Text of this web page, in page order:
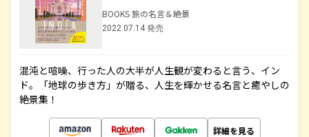
BOOKS 旅の名言＆絶景
2022.07.14 発売
混沌と喧噪、行った人の大半が人生観が変わると言う、イン
ド。「地球の歩き方」が贈る、人生を輝かせる名言と癒やしの
絶景集！
詳細を見る